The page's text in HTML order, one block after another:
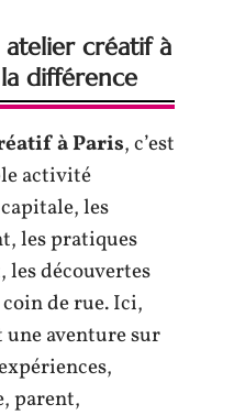
créatif à
différence
à Paris, c’est
activité
les
les pratiques
les découvertes
de rue. Ici,
aventure sur
parent,